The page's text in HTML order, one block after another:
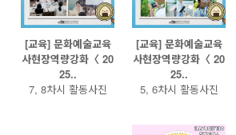
[교육] 문화예술교육
사현장역량강화〈 20
25..
7, 8차시 활동사진
[교육] 문화예술교육
사현장역량강화〈 20
25..
5, 6차시 활동사진